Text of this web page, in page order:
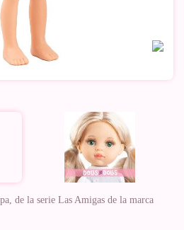
de la serie Las Amigas de la marca